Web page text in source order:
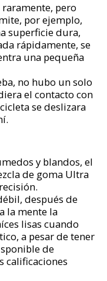
pero
por ejemplo,
superficie dura,
rápidamente, se
una pequeña
no hubo un solo
el contacto con
se deslizara
y blandos, el
de goma Ultra
después de
la mente la
lisas cuando
a pesar de tener
de
calificaciones